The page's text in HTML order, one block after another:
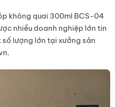
không quai 300ml BCS-04
nhiều doanh nghiệp lớn tin
lượng lớn tại xưởng sản